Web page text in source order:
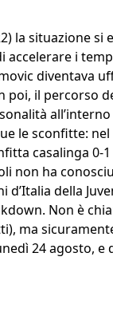
la situazione
accelerare i
diventava
poi, il percorso
le sconfitte:
casalinga
non ha
della
Non è
ma
24 agosto,